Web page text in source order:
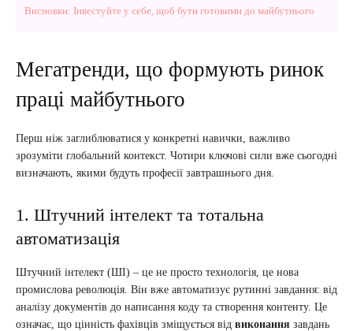
Висновки: Інвестуйте у себе, щоб бути готовими до майбутнього
Мегатренди, що формують ринок
праці майбутнього
Перш ніж заглиблюватися у конкретні навички, важливо
зрозуміти глобальний контекст. Чотири ключові сили вже сьогодні
визначають, якими будуть професії завтрашнього дня.
1. Штучний інтелект та тотальна
автоматизація
Штучний інтелект (ШІ) – це не просто технологія, це нова
промислова революція. Він вже автоматизує рутинні завдання: від
аналізу документів до написання коду та створення контенту. Це
означає, що цінність фахівців зміщується від виконання завдань